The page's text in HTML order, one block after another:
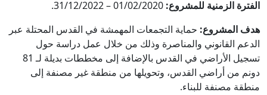
الفترة الزمنية للمشروع: 01/02/2020 – 31/12/2022.
هدف المشروع: حماية التجمعات المهمشة في القدس المحتلة عبر
الدعم القانوني والمناصرة وذلك من خلال عمل دراسة حول
تسجيل الأراضي في القدس بالإضافة إلى مخططات بديلة لـ 81
دونم من أراضي القدس، وتحويلها من منطقة غير مصنفة إلى
منطقة مصنفة للبناء.